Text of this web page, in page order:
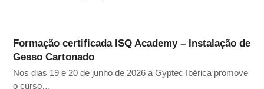
Formação certificada ISQ Academy – Instalação de
Gesso Cartonado
Nos dias 19 e 20 de junho de 2026 a Gyptec Ibérica promove
o curso…